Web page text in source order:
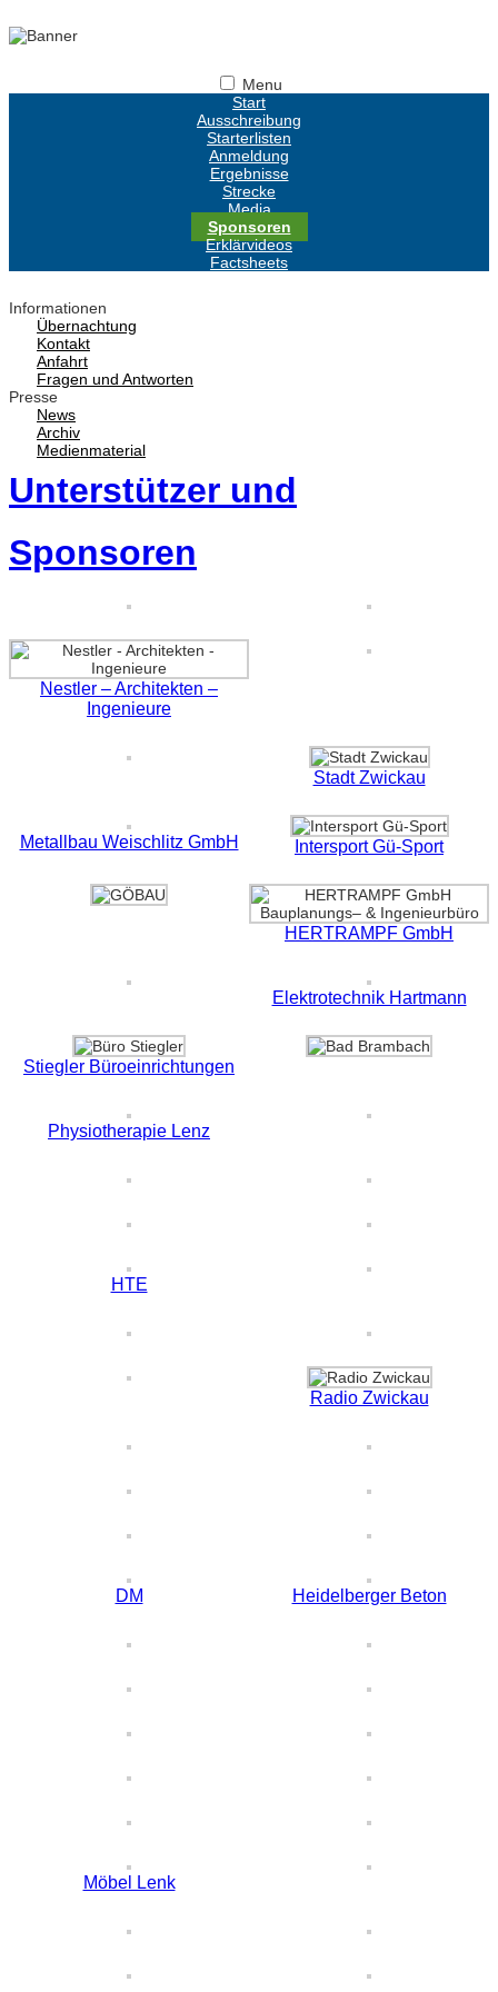
Menu
Start
Ausschreibung
Starterlisten
Anmeldung
Ergebnisse
Strecke
Media
Sponsoren
Erklärvideos
Factsheets
Informationen
Übernachtung
Kontakt
Anfahrt
Fragen und Antworten
Presse
News
Archiv
Medienmaterial
Unterstützer und
Sponsoren
Nestler – Architekten –
Ingenieure
Stadt Zwickau
Metallbau Weischlitz GmbH Intersport Gü-Sport
HERTRAMPF GmbH
Elektrotechnik Hartmann
Stiegler Büroeinrichtungen
Physiotherapie Lenz
HTE
Radio Zwickau
DM Heidelberger Beton
Möbel Lenk